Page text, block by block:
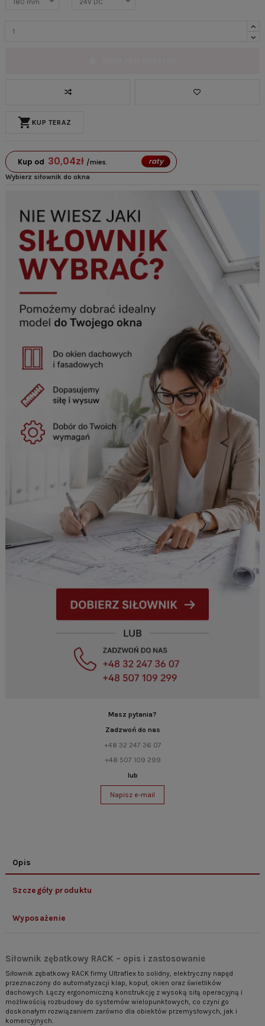
shopping_cart KUP TERAZ
Kup od 30,04zł /mies. raty
Wybierz siłownik do okna
Masz pytania?
Zadzwoń do nas
+48 32 247 36 07
+48 507 109 299
lub
Napisz e-mail
Opis
Szczegóły produktu
Wyposażenie
Siłownik zębatkowy RACK – opis i zastosowanie
Siłownik zębatkowy RACK firmy Ultraflex to solidny, elektryczny napęd
przeznaczony do automatyzacji klap, kopuł, okien oraz świetlików
dachowych. Łączy ergonomiczną konstrukcję z wysoką siłą operacyjną i
możliwością rozbudowy do systemów wielopunktowych, co czyni go
doskonałym rozwiązaniem zarówno dla obiektów przemysłowych, jak i
komercyjnych.